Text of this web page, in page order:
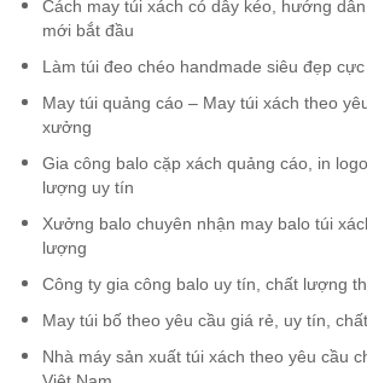
Cách may túi xách có dây kéo, hướng
mới bắt đầu
Làm túi đeo chéo handmade siêu đẹp
May túi quảng cáo – May túi xách theo
xưởng
Gia công balo cặp xách quảng cáo, in
lượng uy tín
Xưởng balo chuyên nhận may balo túi
lượng
Công ty gia công balo uy tín, chất lượng
May túi bố theo yêu cầu giá rẻ, uy tín,
Nhà máy sản xuất túi xách theo yêu cầu